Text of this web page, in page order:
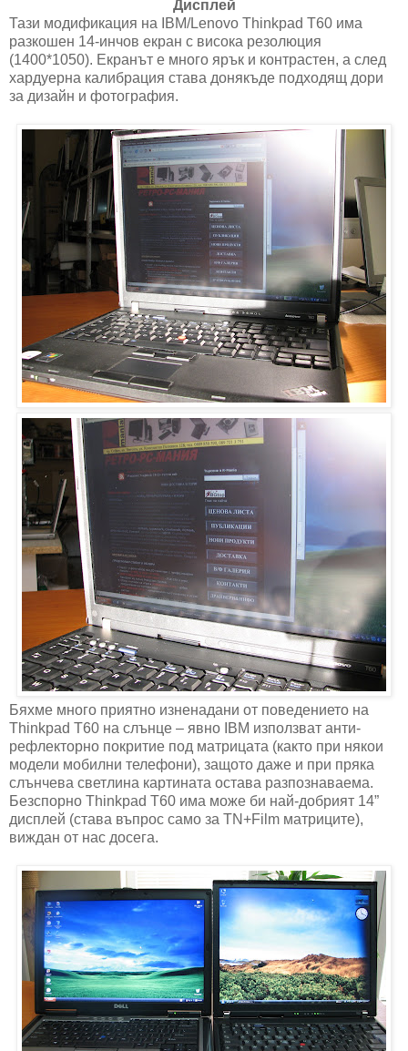
Дисплей
Тази модификация на IBM/Lenovo Thinkpad T60 има
разкошен 14-инчов екран с висока резолюция
(1400*1050). Екранът е много ярък и контрастен, a след
хардуерна калибрация става донякъде подходящ дори
за дизайн и фотография.
Бяхме много приятно изненадани от поведението на
Thinkpad T60 на слънце – явно IBM използват анти-
рефлекторно покритие под матрицата (както при някои
модели мобилни телефони), защото даже и при пряка
слънчева светлина картината остава разпознаваема.
Безспорно Thinkpad T60 има може би най-добрият 14”
дисплей (става въпрос само за TN+Film матриците),
виждан от нас досега.